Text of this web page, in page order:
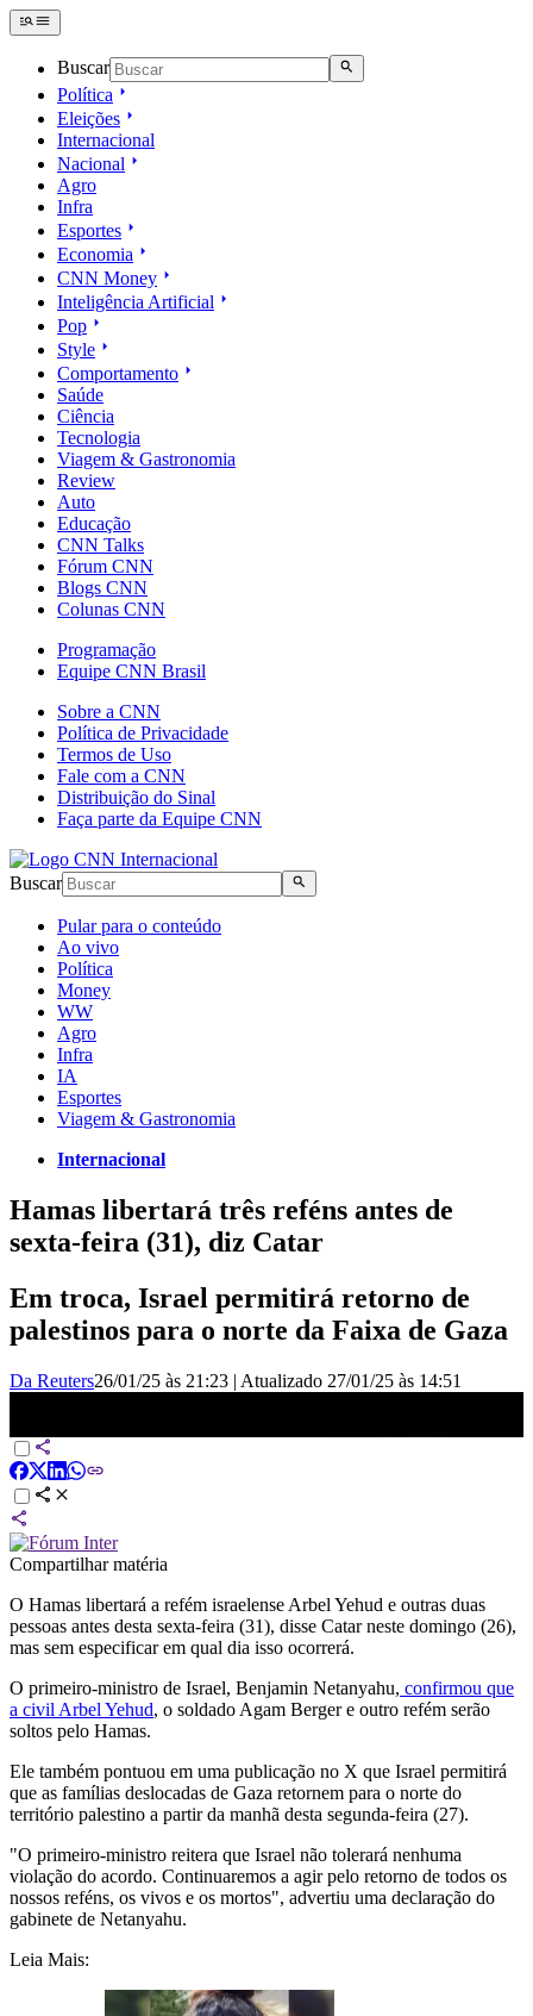
Buscar
Política
Eleições
Internacional
Nacional
Agro
Infra
Esportes
Economia
CNN Money
Inteligência Artificial
Pop
Style
Comportamento
Saúde
Ciência
Tecnologia
Viagem & Gastronomia
Review
Auto
Educação
CNN Talks
Fórum CNN
Blogs CNN
Colunas CNN
Programação
Equipe CNN Brasil
Sobre a CNN
Política de Privacidade
Termos de Uso
Fale com a CNN
Distribuição do Sinal
Faça parte da Equipe CNN
Buscar
Pular para o conteúdo
Ao vivo
Política
Money
WW
Agro
Infra
IA
Esportes
Viagem & Gastronomia
Internacional
Hamas libertará três reféns antes de
sexta-feira (31), diz Catar
Em troca, Israel permitirá retorno de
palestinos para o norte da Faixa de Gaza
Da Reuters26/01/25 às 21:23 | Atualizado 27/01/25 às 14:51
Compartilhar matéria
O Hamas libertará a refém israelense Arbel Yehud e outras duas
pessoas antes desta sexta-feira (31), disse Catar neste domingo (26),
mas sem especificar em qual dia isso ocorrerá.
O primeiro-ministro de Israel, Benjamin Netanyahu, confirmou que
a civil Arbel Yehud, o soldado Agam Berger e outro refém serão
soltos pelo Hamas.
Ele também pontuou em uma publicação no X que Israel permitirá
que as famílias deslocadas de Gaza retornem para o norte do
território palestino a partir da manhã desta segunda-feira (27).
"O primeiro-ministro reitera que Israel não tolerará nenhuma
violação do acordo. Continuaremos a agir pelo retorno de todos os
nossos reféns, os vivos e os mortos", advertiu uma declaração do
gabinete de Netanyahu.
Leia Mais: